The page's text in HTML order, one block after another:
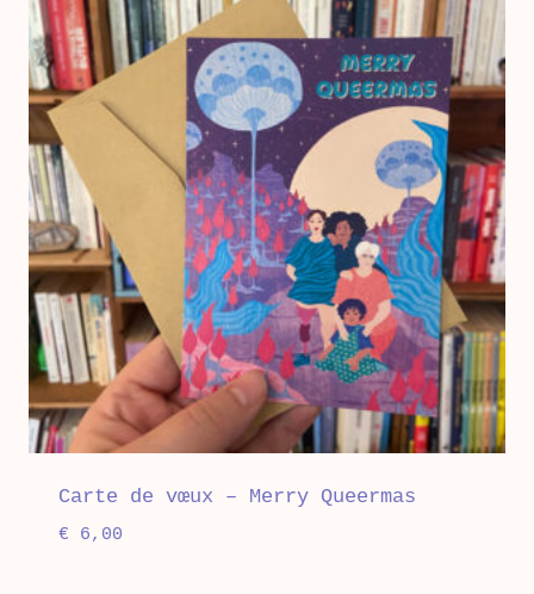
€ 30,00
Carte de vœux – Merry Queermas
€ 6,00